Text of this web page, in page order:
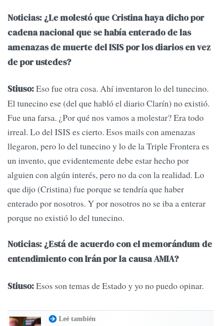
Noticias: ¿Le molestó que Cristina haya dicho por
cadena nacional que se había enterado de las
amenazas de muerte del ISIS por los diarios en vez
de por ustedes?
Stiuso:Eso fue otra cosa. Ahí inventaron lo del tunecino.
El tunecino ese (del que habló el diario Clarín) no existió.
Fue una farsa. ¿Por qué nos vamos a molestar? Era todo
irreal. Lo del ISIS es cierto. Esos mails con amenazas
llegaron, pero lo del tunecino y lo de la Triple Frontera es
un invento, que evidentemente debe estar hecho por
alguien con algún interés, pero no da con la realidad. Lo
que dijo (Cristina) fue porque se tendría que haber
enterado por nosotros. Y por nosotros no se iba a enterar
porque no existió lo del tunecino.
Noticias: ¿Está de acuerdo con el memorándum de
entendimiento con Irán por la causa AMIA?
Stiuso:Esos son temas de Estado y yo no puedo opinar.
Leé también